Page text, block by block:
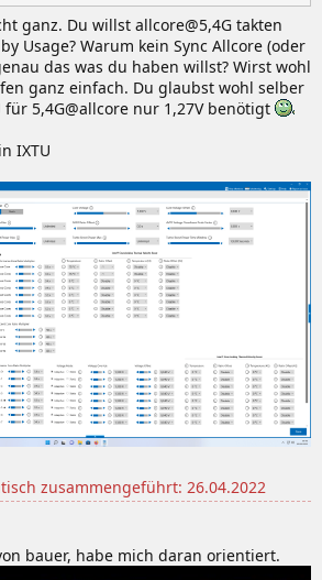
ganz. Du willst allcore@5,4G takten
Usage? Warum kein Sync Allcore (oder
das was du haben willst? Wirst wohl
ganz einfach. Du glaubst wohl selber
für 5,4G@allcore nur 1,27V benötigt
IXTU
zusammengeführt: 26.04.2022
bauer, habe mich daran orientiert.